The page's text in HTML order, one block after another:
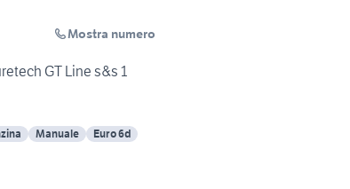
Mostra numero
GT Line s&s 1
Manuale Euro 6d